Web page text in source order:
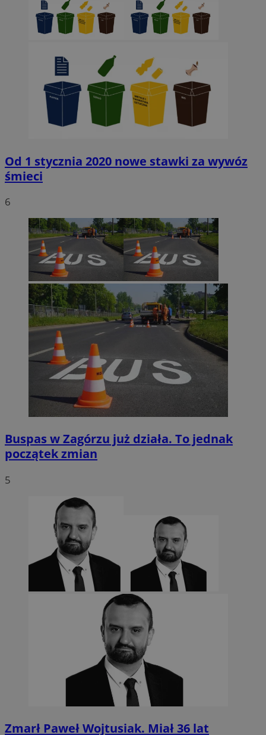
Od 1 stycznia 2020 nowe stawki za wywóz
śmieci
6
Buspas w Zagórzu już działa. To jednak
początek zmian
5
Zmarł Paweł Wojtusiak. Miał 36 lat